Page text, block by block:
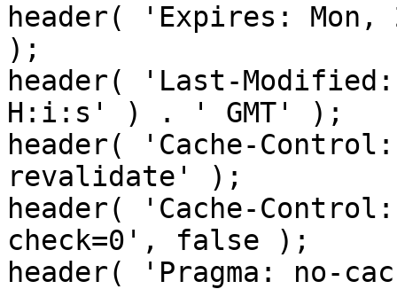
header( 'Expires: Mon,
);
header( 'Last-
H:i:s' ) . ' GMT' );
header( 'Cache-
revalidate' );
header( 'Cache-
check=0', false );
header( 'Pragma: no-